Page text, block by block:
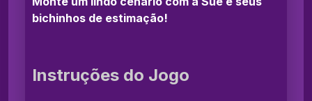
bichinhos de estimação!
Instruções do Jogo